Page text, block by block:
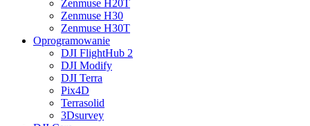
Zenmuse H20T
Zenmuse H30
Zenmuse H30T
Oprogramowanie
DJI FlightHub 2
DJI Modify
DJI Terra
Pix4D
Terrasolid
3Dsurvey